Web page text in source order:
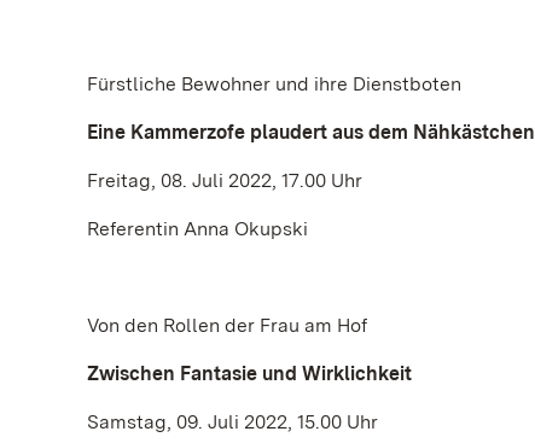
Fürstliche Bewohner und ihre Dienstboten
Eine Kammerzofe plaudert aus dem Nähkästchen
Freitag, 08. Juli 2022, 17.00 Uhr
Referentin Anna Okupski
Von den Rollen der Frau am Hof
Zwischen Fantasie und Wirklichkeit
Samstag, 09. Juli 2022, 15.00 Uhr